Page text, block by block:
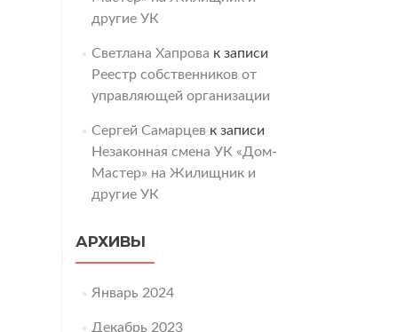
другие УК
Светлана Хапрова к записи
Реестр собственников от
управляющей организации
Сергей Самарцевк записи
Незаконная смена УК «Дом-
Мастер» на Жилищник и
другие УК
АРХИВЫ
Январь 2024
Декабрь 2023